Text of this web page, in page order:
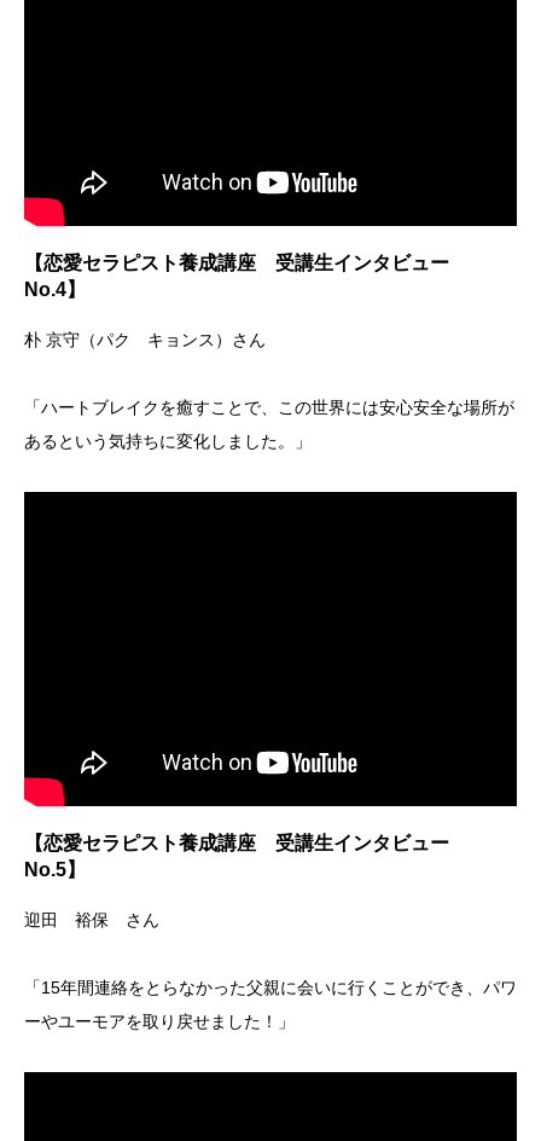
【恋愛セラピスト養成講座 受講生インタビュー
No.4】
朴 京守（パク キョンス）さん
「ハートブレイクを癒すことで、この世界には安心安全な場所が
あるという気持ちに変化しました。」
【恋愛セラピスト養成講座 受講生インタビュー
No.5】
迎田 裕保 さん
「15年間連絡をとらなかった父親に会いに行くことができ、パワ
ーやユーモアを取り戻せました！」